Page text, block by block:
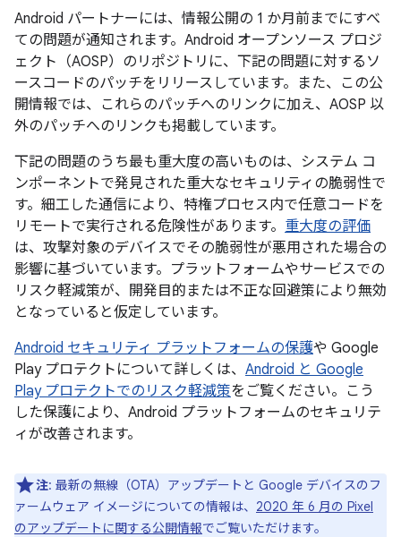
Android パートナーには、情報公開の 1 か月前までにすべ
ての問題が通知されます。Android オープンソース プロジ
ェクト（AOSP）のリポジトリに、下記の問題に対するソ
ースコードのパッチをリリースしています。また、この公
開情報では、これらのパッチへのリンクに加え、AOSP 以
外のパッチへのリンクも掲載しています。
下記の問題のうち最も重大度の高いものは、システム コ
ンポーネントで発見された重大なセキュリティの脆弱性で
す。細工した通信により、特権プロセス内で任意コードを
リモートで実行される危険性があります。 重大度の評価
は、攻撃対象のデバイスでその脆弱性が悪用された場合の
影響に基づいています。プラットフォームやサービスでの
リスク軽減策が、開発目的または不正な回避策により無効
となっていると仮定しています。
Android セキュリティ プラットフォームの保護や Google
Play プロテクトについて詳しくは、 Android と Google
Play プロテクトでのリスク軽減策をご覧ください。こう
した保護により、Android プラットフォームのセキュリテ
ィが改善されます。
注: 最新の無線（OTA）アップデートと Google デバイスのフ
ァームウェア イメージについての情報は、 2020 年 6 月の Pixel
のアップデートに関する公開情報でご覧いただけます。